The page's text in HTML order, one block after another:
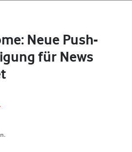
Neue Push-
für News